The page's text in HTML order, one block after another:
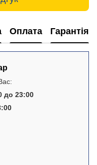
Оплата Гарантія
до 23:00